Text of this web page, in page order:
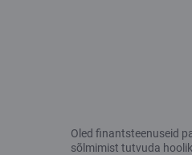
Oled finantsteenuseid
sõlmimist tutvuda